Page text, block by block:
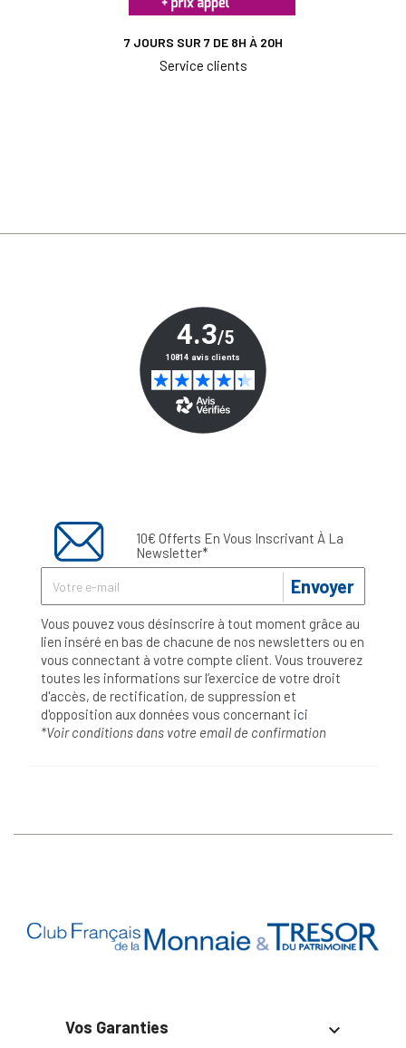
7 JOURS SUR 7 DE 8H À 20H
Service clients
10€ Offerts En Vous Inscrivant À La
Newsletter*
Envoyer
Vous pouvez vous désinscrire à tout moment grâce au
lien inséré en bas de chacune de nos newsletters ou en
vous connectant à votre compte client. Vous trouverez
toutes les informations sur l’exercice de votre droit
d'accès, de rectification, de suppression et
d'opposition aux données vous concernant ici
*Voir conditions dans votre email de confirmation
Vos Garanties 